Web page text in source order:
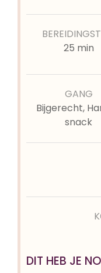
25 min
GANG
Bijgerecht,
snack
DIT HEB JE